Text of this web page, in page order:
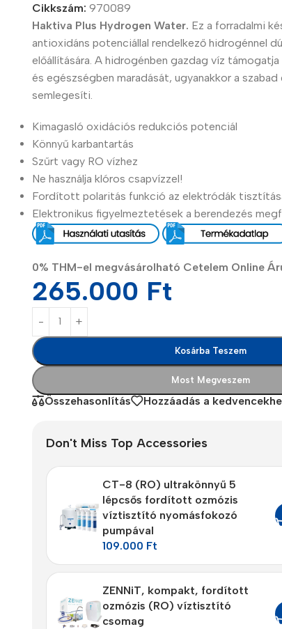
Headphones
In-ear headphones
Wired headphones
Bluetooth headsets
Power Devices
Mains chargers
Data cables
Wireless chargers
The thinnest
iPhone
Buy Now
Cikkszám:970089
Haktiva Plus Hydrogen Water. Ez a forradalmi
antioxidáns potenciállal rendelkező hidrogénnel
előállítására. A hidrogénben gazdag víz
és egészségben maradását, ugyanakkor a
semlegesíti.
Kimagasló oxidációs redukciós potenciál
Könnyű karbantartás
Szűrt vagy RO vízhez
Ne használja klóros csapvízzel!
Fordított polaritás funkció az elektródák
Elektronikus figyelmeztetések a berendezés
0% THM-el megvásárolható Cetelem Online
265.000 Ft
Kosárba Teszem
Most Megveszem
Összehasonlítás Hozzáadás a
Don't Miss Top Accessories
CT-8 (RO) ultrakönnyű 5
lépcsős fordított ozmózis
víztisztító nyomásfokozó
pumpával
109.000 Ft
ZENNiT, kompakt, fordított
ozmózis (RO) víztisztító
csomag